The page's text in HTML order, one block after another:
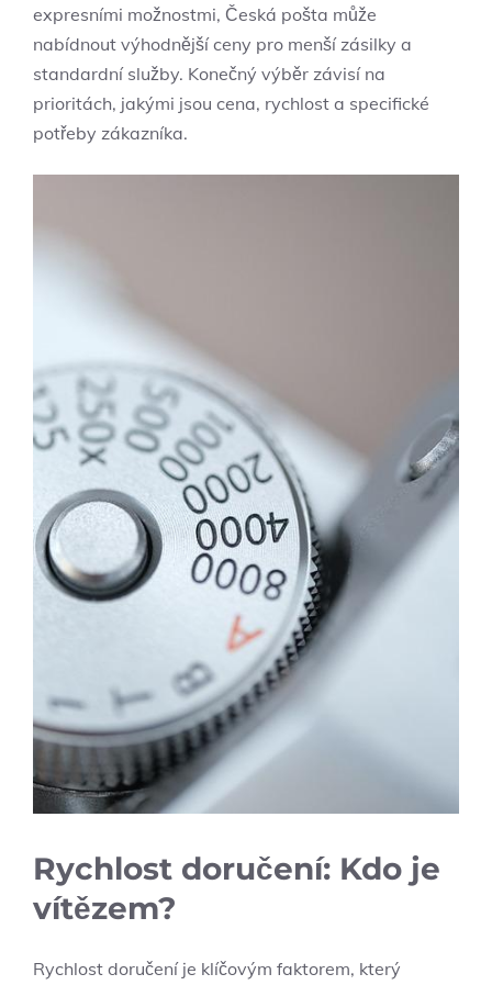
expresními možnostmi, Česká pošta může
nabídnout výhodnější ceny pro menší zásilky a
standardní služby. Konečný výběr závisí na
prioritách, jakými jsou cena, rychlost a specifické
potřeby zákazníka.
Rychlost doručení: Kdo je
vítězem?
Rychlost doručení je klíčovým faktorem, který